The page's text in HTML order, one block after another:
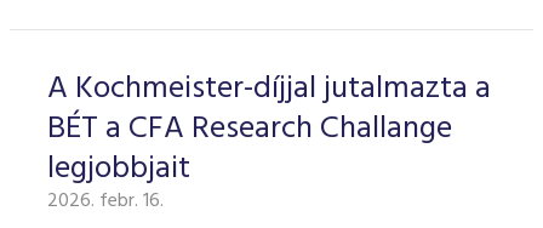
A Kochmeister-díjjal jutalmazta a
BÉT a CFA Research Challange
legjobbjait
2026. febr. 16.